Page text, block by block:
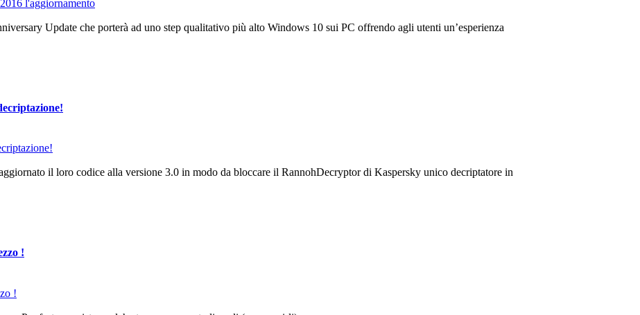
Update che porterà ad uno step qualitativo più alto Windows 10 sui PC offrendo agli utenti un’esperienza
il loro codice alla versione 3.0 in modo da bloccare il RannohDecryptor di Kaspersky unico decriptatore in
!